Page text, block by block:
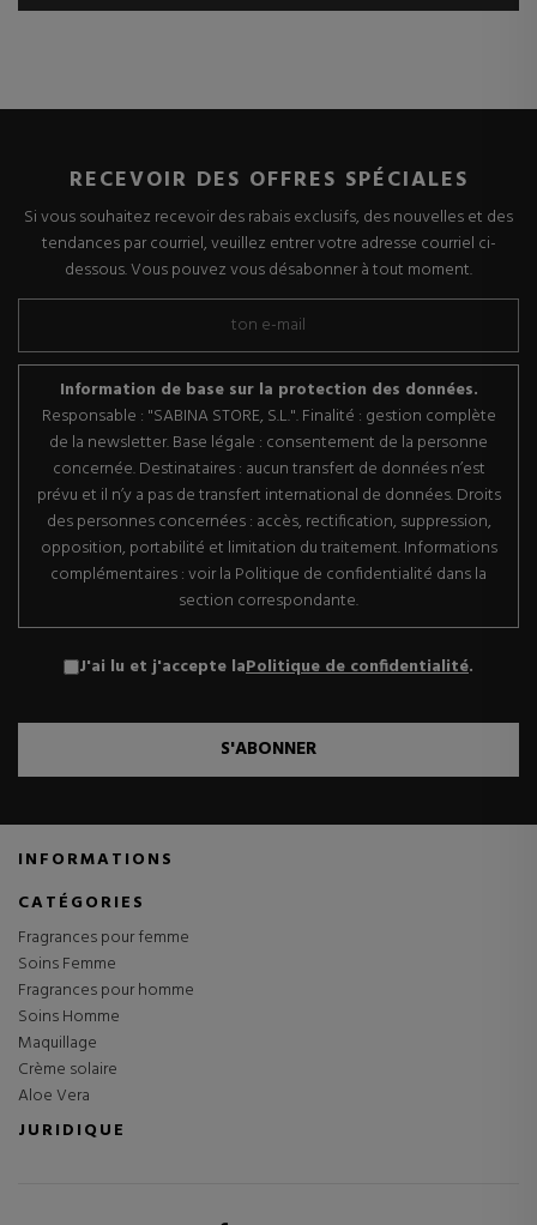
RECEVOIR DES OFFRES SPÉCIALES
Si vous souhaitez recevoir des rabais exclusifs, des nouvelles et des
tendances par courriel, veuillez entrer votre adresse courriel ci-
dessous. Vous pouvez vous désabonner à tout moment.
Information de base sur la protection des données.
Responsable : "SABINA STORE, S.L.". Finalité : gestion complète
de la newsletter. Base légale : consentement de la personne
concernée. Destinataires : aucun transfert de données n’est
prévu et il n’y a pas de transfert international de données. Droits
des personnes concernées : accès, rectification, suppression,
opposition, portabilité et limitation du traitement. Informations
complémentaires : voir la Politique de confidentialité dans la
section correspondante.
J'ai lu et j'accepte laPolitique de confidentialité.
S'ABONNER
INFORMATIONS
CATÉGORIES
Fragrances pour femme
Soins Femme
Fragrances pour homme
Soins Homme
Maquillage
Crème solaire
Aloe Vera
JURIDIQUE